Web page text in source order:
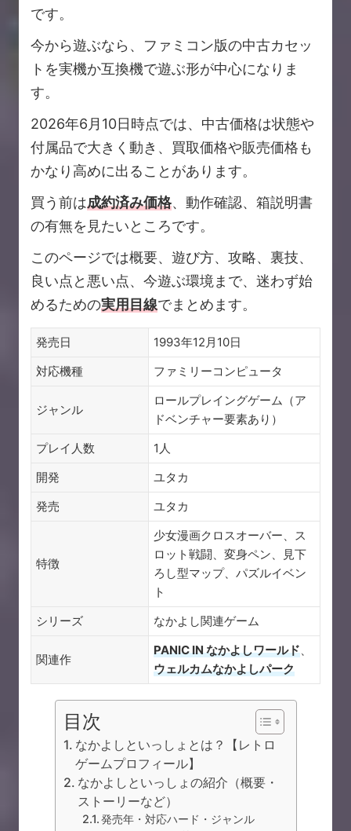
です。
今から遊ぶなら、ファミコン版の中古カセッ
トを実機か互換機で遊ぶ形が中心になりま
す。
2026年6月10日時点では、中古価格は状態や
付属品で大きく動き、買取価格や販売価格も
かなり高めに出ることがあります。
買う前は成約済み価格、動作確認、箱説明書
の有無を見たいところです。
このページでは概要、遊び方、攻略、裏技、
良い点と悪い点、今遊ぶ環境まで、迷わず始
めるための実用目線でまとめます。
発売日
1993年12月10日
対応機種
ファミリーコンピュータ
ジャンル
ロールプレイングゲーム（ア
ドベンチャー要素あり）
プレイ人数
1人
開発
ユタカ
発売
ユタカ
特徴
少女漫画クロスオーバー、ス
ロット戦闘、変身ペン、見下
ろし型マップ、パズルイベン
ト
シリーズ
なかよし関連ゲーム
関連作
PANIC IN なかよしワールド、
ウェルカムなかよしパーク
目次
なかよしといっしょとは？【レトロ
ゲームプロフィール】
なかよしといっしょの紹介（概要・
ストーリーなど）
発売年・対応ハード・ジャンル